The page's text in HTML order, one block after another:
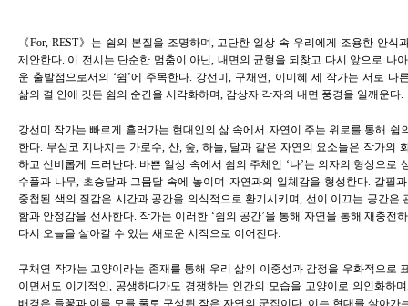
제안한다. 이 전시는 단순한 멈춤이 아닌, 내면의 균형을 되찾고 다시 앞으로 나
운 출발점으로서의 ‘쉼’에 주목한다.강선미, 구채연, 이미혜세 작가는 서로 다
삶의 결 안에 깃든 쉼의 순간을 시각화하며, 감상자 각자의 내면 풍경을 일깨운다.
한다. 무심코 지나치는 가로수, 산, 숲, 하늘, 달과 같은 자연의 요소들은 작가의
하고 신비롭게 드러난다. 바쁜 일상 속에서 쉼의 주체인 ‘나’는 의자의 형상으로
수풀과 나무, 초승달과 그믐달 속에 놓이며 자연과의 일체감을 형성한다. 갈필
중첩된 색의 질감은 시간과 공간을 의식적으로 환기시키며, 선이 이끄는 공간은
함과 안정감을 선사한다. 작가는 이러한 ‘쉼의 공간’을 통해 자연을 통해 재충전
다시 오늘을 살아갈 수 있는 새로운 시작으로 이어진다.
이면서도 이기적인, 공생하다가도 경쟁하는 인간의 모습을 고양이로 의인화하
배경은 들꽃과 이름 모를 풀로 구성된 작은 자연의 군집이다. 이는 현대를 살아가